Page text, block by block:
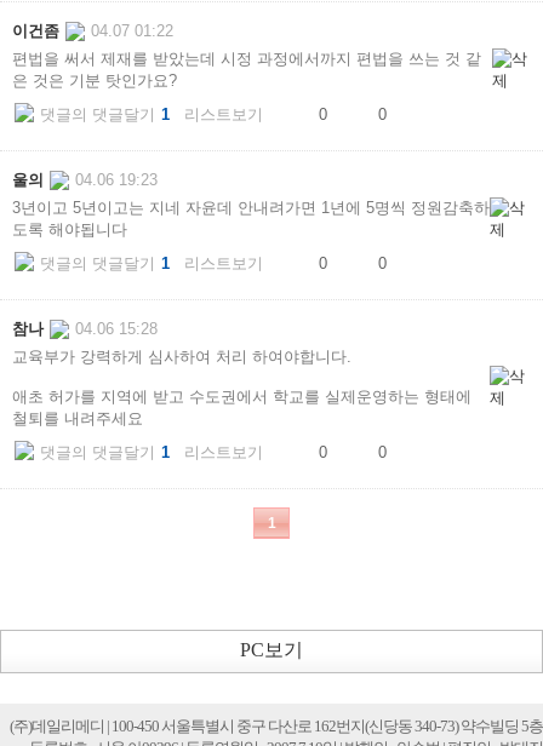
PC보기
(주)데일리메디 | 100-450 서울특별시 중구 다산로 162번지(신당동 340-73) 약수빌딩 5층